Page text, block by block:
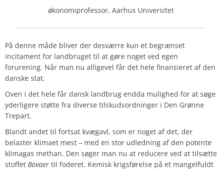
økonomiprofessor, Aarhus Universitet
På denne måde bliver der desværre kun et begrænset
incitament for landbruget til at gøre noget ved egen
forurening. Når man nu alligevel får det hele finansieret af den
danske stat.
Oven i det hele får dansk landbrug endda mulighed for at søge
yderligere støtte fra diverse tilskudsordninger i Den Grønne
Trepart.
Blandt andet til fortsat kvægavl, som er noget af det, der
belaster klimaet mest – med en stor udledning af den potente
klimagas methan. Den søger man nu at reducere ved at tilsætte
stoffet Bovaer til foderet. Kemisk krigsførelse på et mangelfuldt